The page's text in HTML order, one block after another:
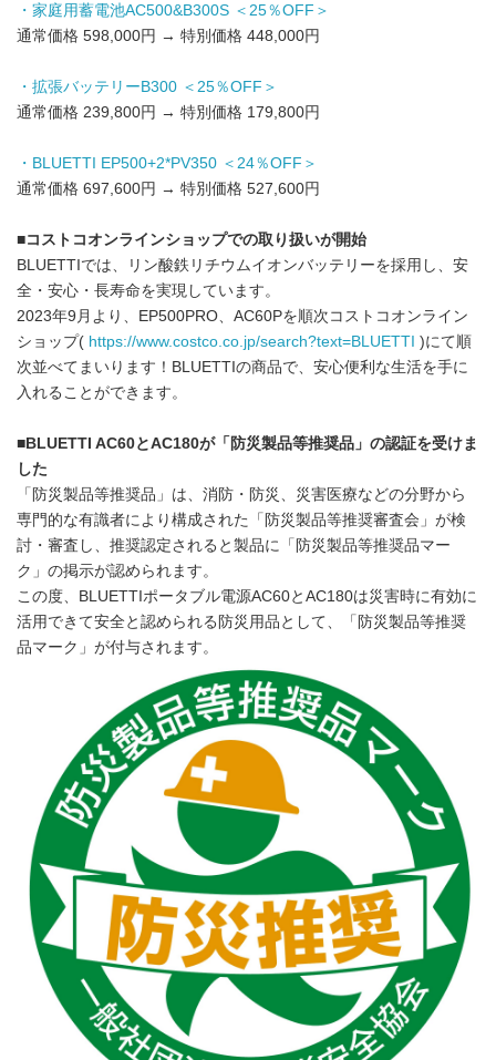
・家庭用蓄電池AC500&B300S ＜25％OFF＞
通常価格 598,000円 → 特別価格 448,000円
・拡張バッテリーB300 ＜25％OFF＞
通常価格 239,800円 → 特別価格 179,800円
・BLUETTI EP500+2*PV350 ＜24％OFF＞
通常価格 697,600円 → 特別価格 527,600円
■コストコオンラインショップでの取り扱いが開始
BLUETTIでは、リン酸鉄リチウムイオンバッテリーを採用し、安
全・安心・長寿命を実現しています。
2023年9月より、EP500PRO、AC60Pを順次コストコオンライン
ショップ( https://www.costco.co.jp/search?text=BLUETTI )にて順
次並べてまいります！BLUETTIの商品で、安心便利な生活を手に
入れることができます。
■BLUETTI AC60とAC180が「防災製品等推奨品」の認証を受けま
した
「防災製品等推奨品」は、消防・防災、災害医療などの分野から
専門的な有識者により構成された「防災製品等推奨審査会」が検
討・審査し、推奨認定されると製品に「防災製品等推奨品マー
ク」の掲示が認められます。
この度、BLUETTIポータブル電源AC60とAC180は災害時に有効に
活用できて安全と認められる防災用品として、「防災製品等推奨
品マーク」が付与されます。